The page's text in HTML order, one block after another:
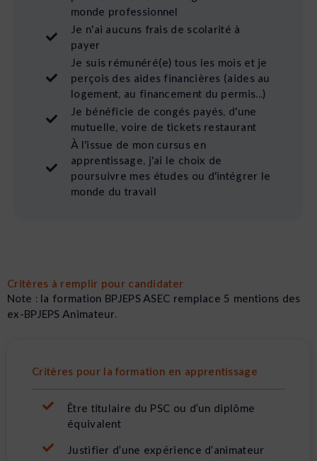
monde professionnel
Je n'ai aucuns frais de scolarité à
payer
Je suis rémunéré(e) tous les mois et je
perçois des aides financières (aides au
logement, au financement du permis...)
Je bénéficie de congés payés, d'une
mutuelle, voire de tickets restaurant
À l'issue de mon cursus en
apprentissage, j'ai le choix de
poursuivre mes études ou d'intégrer le
monde du travail
Critères à remplir pour candidater
Note : la formation BPJEPS ASEC remplace 5 mentions des
ex-BPJEPS Animateur.
Critères pour la formation en apprentissage
Être titulaire du PSC ou d’un diplôme
équivalent
Justifier d’une expérience d’animateur